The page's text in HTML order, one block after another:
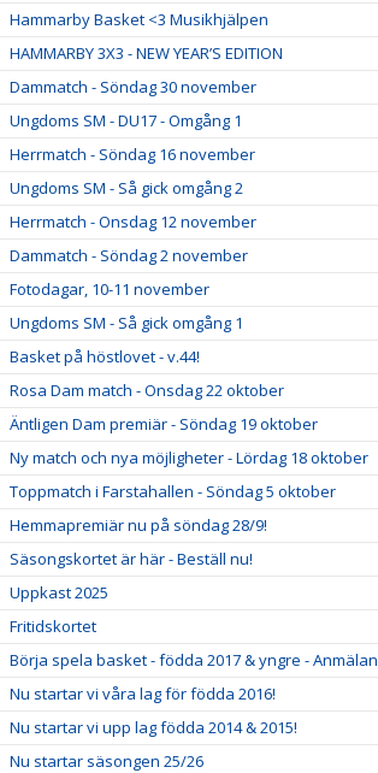
Hammarby Basket <3 Musikhjälpen
HAMMARBY 3X3 - NEW YEAR’S EDITION
Dammatch - Söndag 30 november
Ungdoms SM - DU17 - Omgång 1
Herrmatch - Söndag 16 november
Ungdoms SM - Så gick omgång 2
Herrmatch - Onsdag 12 november
Dammatch - Söndag 2 november
Fotodagar, 10-11 november
Ungdoms SM - Så gick omgång 1
Basket på höstlovet - v.44!
Rosa Dam match - Onsdag 22 oktober
Äntligen Dam premiär - Söndag 19 oktober
Ny match och nya möjligheter - Lördag 18 oktober
Toppmatch i Farstahallen - Söndag 5 oktober
Hemmapremiär nu på söndag 28/9!
Säsongskortet är här - Beställ nu!
Uppkast 2025
Fritidskortet
Börja spela basket - födda 2017 & yngre - Anmälan
Nu startar vi våra lag för födda 2016!
Nu startar vi upp lag födda 2014 & 2015!
Nu startar säsongen 25/26